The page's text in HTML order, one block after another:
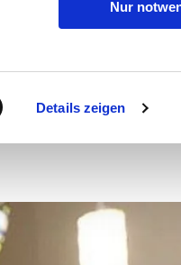
Details zeigen
Nur